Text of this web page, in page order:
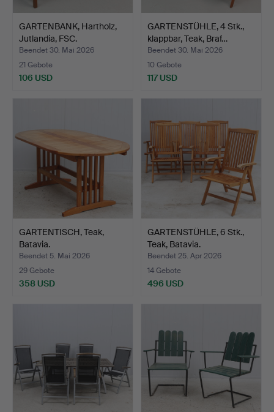
GARTENBANK, Hartholz,
Jutlandia, FSC.
Beendet 30. Mai 2026
21 Gebote
106 USD
GARTENSTÜHLE, 4 Stk.,
klappbar, Teak, Braf…
Beendet 30. Mai 2026
10 Gebote
117 USD
GARTENTISCH, Teak,
Batavia.
Beendet 5. Mai 2026
29 Gebote
358 USD
GARTENSTÜHLE, 6 Stk.,
Teak, Batavia.
Beendet 25. Apr 2026
14 Gebote
496 USD